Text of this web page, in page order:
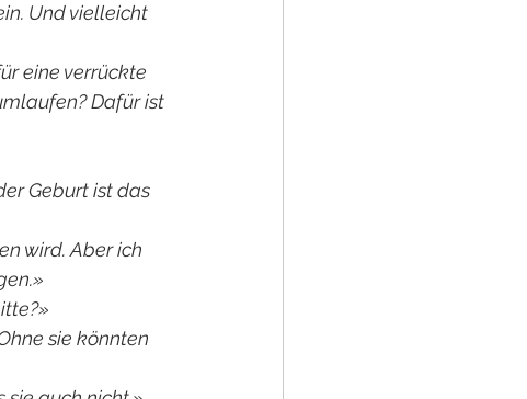
Und vielleicht
eine verrückte
Dafür ist
Geburt ist das
wird. Aber ich
sie könnten